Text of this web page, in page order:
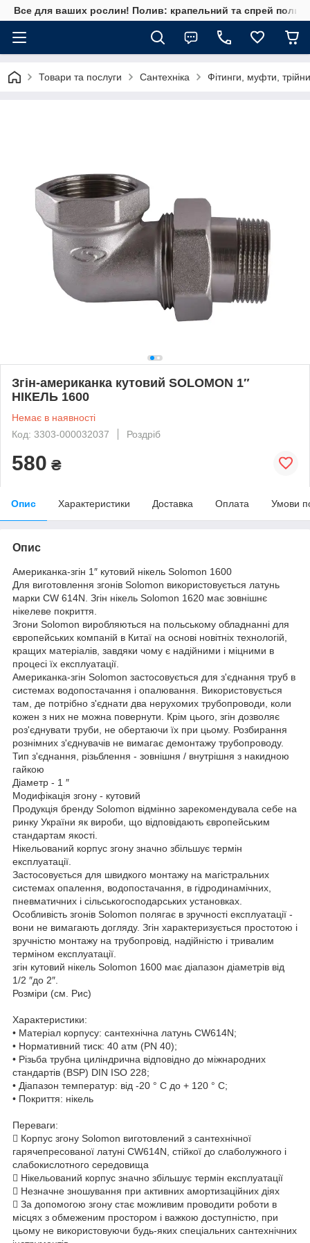
Все для ваших рослин! Полив: крапельний та спрей полив,
Товари та послуги Сантехніка Фітинги, муфти,
Згін-американка кутовий SOLOMON 1″
НІКЕЛЬ 1600
Немає в наявності
Код: 3303-000032037
Роздріб
580 ₴
Опис Характеристики Доставка Оплата Умови
Опис
Американка-згін 1″ кутовий нікель Solomon 1600
Для виготовлення згонів Solomon використовується латунь
марки CW 614N. Згін нікель Solomon 1620 має зовнішнє
нікелеве покриття.
Згони Solomon виробляються на польському обладнанні для
європейських компаній в Китаї на основі новітніх технологій,
кращих матеріалів, завдяки чому є надійними і міцними в
процесі їх експлуатації.
Американка-згін Solomon застосовується для з'єднання труб в
системах водопостачання і опалювання. Використовується
там, де потрібно з'єднати два нерухомих трубопроводи, коли
кожен з них не можна повернути. Крім цього, згін дозволяє
роз'єднувати труби, не обертаючи їх при цьому. Розбирання
рознімних з'єднувачів не вимагає демонтажу трубопроводу.
Тип з'єднання, різьблення - зовнішня / внутрішня з накидною
гайкою
Діаметр - 1 ″
Модифікація згону - кутовий
Продукція бренду Solomon відмінно зарекомендувала себе на
ринку України як вироби, що відповідають європейським
стандартам якості.
Нікельований корпус згону значно збільшує термін
експлуатації.
Застосовується для швидкого монтажу на магістральних
системах опалення, водопостачання, в гідродинамічних,
пневматичних і сільськогосподарських установках.
Особливість згонів Solomon полягає в зручності експлуатації -
вони не вимагають догляду. Згін характеризується простотою і
зручністю монтажу на трубопровід, надійністю і тривалим
терміном експлуатації.
згін кутовий нікель Solomon 1600 має діапазон діаметрів від
1/2 ″до 2″.
Розміри (см. Рис)
Характеристики:
• Матеріал корпусу: сантехнічна латунь CW614N;
• Нормативний тиск: 40 атм (PN 40);
• Різьба трубна циліндрична відповідно до міжнародних
стандартів (BSP) DIN ISO 228;
• Діапазон температур: від -20 ° С до + 120 ° С;
• Покриття: нікель
Переваги:
 Корпус згону Solomon виготовлений з сантехнічної
гарячепресованої латуні CW614N, стійкої до слаболужного і
слабокислотного середовища
 Нікельований корпус значно збільшує термін експлуатації
 Незначне зношування при активних амортизаційних діях
 За допомогою згону стає можливим проводити роботи в
місцях з обмеженим простором і важкою доступністю, при
цьому не використовуючи будь-яких спеціальних сантехнічних